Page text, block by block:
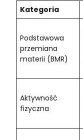
Kategoria
Podstawowa
przemiana
materii (BMR)
Aktywność
fizyczna